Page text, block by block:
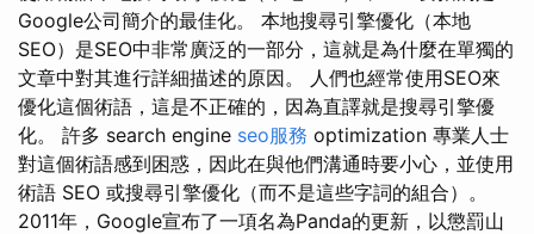
Google公司簡介的最佳化。 本地搜尋引擎優化（本地
SEO）是SEO中非常廣泛的一部分，這就是為什麼在單獨的
文章中對其進行詳細描述的原因。 人們也經常使用SEO來
優化這個術語，這是不正確的，因為直譯就是搜尋引擎優
化。 許多 search engine seo服務 optimization 專業人士
對這個術語感到困惑，因此在與他們溝通時要小心，並使用
術語 SEO 或搜尋引擎優化（而不是這些字詞的組合）。
2011年，Google宣布了一項名為Panda的更新，以懲罰山